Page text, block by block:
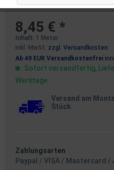
8,45 € *
Inhalt: 1 Meter
inkl. MwSt. zzgl. Versandkosten
Ab 49 EUR Versandkostenfrei
Sofort versandfertig,
Werktage
Versand am
Stück.
Zahlungsarten
Paypal / VISA / Mastercard /